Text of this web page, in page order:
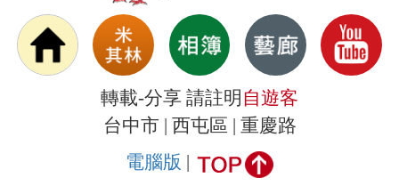
轉載-分享 請註明 自遊客
台中市 | 西屯區 | 重慶路
電腦版 |